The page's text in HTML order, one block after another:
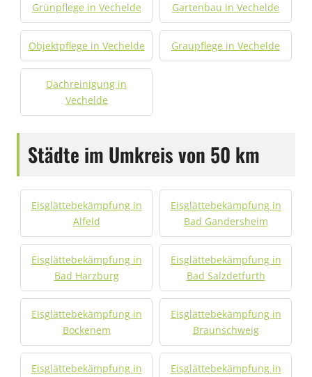
Grünpflege in Vechelde Gartenbau in Vechelde
Objektpflege in Vechelde Graupflege in Vechelde
Dachreinigung in
Vechelde
Städte im Umkreis von 50 km
Eisglättebekämpfung in
Alfeld
Eisglättebekämpfung in
Bad Gandersheim
Eisglättebekämpfung in
Bad Harzburg
Eisglättebekämpfung in
Bad Salzdetfurth
Eisglättebekämpfung in
Bockenem
Eisglättebekämpfung in
Braunschweig
Eisglättebekämpfung in
Eisglättebekämpfung in